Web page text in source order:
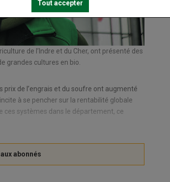
de l’Indre et du Cher, ont présenté des
grandes cultures en bio.
prix de l’engrais et du soufre ont augmenté
à se pencher sur la rentabilité globale
ces systèmes dans le département, ce
Tout accepter